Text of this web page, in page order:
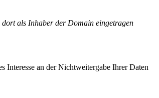
als Inhaber der Domain eingetragen
Interesse an der Nichtweitergabe Ihrer Daten